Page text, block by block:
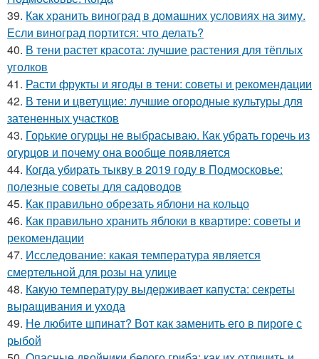
39. Как хранить виноград в домашних условиях на зиму.
Если виноград портится: что делать?
40. В тени растет красота: лучшие растения для тёплых
уголков
41. Расти фрукты и ягоды в тени: советы и рекомендации
42. В тени и цветущие: лучшие огородные культуры для
затененных участков
43. Горькие огурцы не выбрасываю. Как убрать горечь из
огурцов и почему она вообще появляется
44. Когда убирать тыкву в 2019 году в Подмосковье:
полезные советы для садоводов
45. Как правильно обрезать яблони на кольцо
46. Как правильно хранить яблоки в квартире: советы и
рекомендации
47. Исследование: какая температура является
смертельной для розы на улице
48. Какую температуру выдерживает капуста: секреты
выращивания и ухода
49. Не любите шпинат? Вот как заменить его в пироге с
рыбой